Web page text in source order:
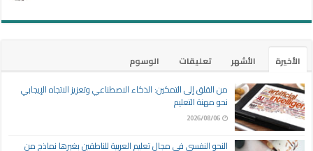
الأخيرة الأشهر تعليقات
الوسوم
من القلق إلى التمكين: الذكاء الاصطناعي وتعزيز الاتجاه الإيجابي
نحو مهنة التعليم
2026/08/06
النحو النفسي في مجال تعليم العربية للناطقين بغيرها نماذج من